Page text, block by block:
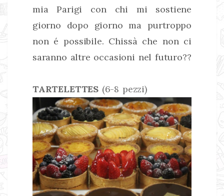
mia Parigi con chi mi sostiene
giorno dopo giorno ma purtroppo
non é possibile. Chissà che non ci
saranno altre occasioni nel futuro??
TARTELETTES (6-8 pezzi)